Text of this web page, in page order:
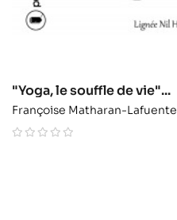
"Yoga, le souffle de vie"...
Françoise Matharan-Lafuente